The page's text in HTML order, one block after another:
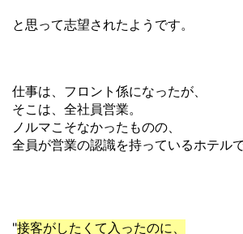
と思って志望されたようです。
仕事は、フロント係になったが、
そこは、全社員営業。
ノルマこそなかったものの、
全員が営業の認識を持っているホテルで
"接客がしたくて入ったのに、